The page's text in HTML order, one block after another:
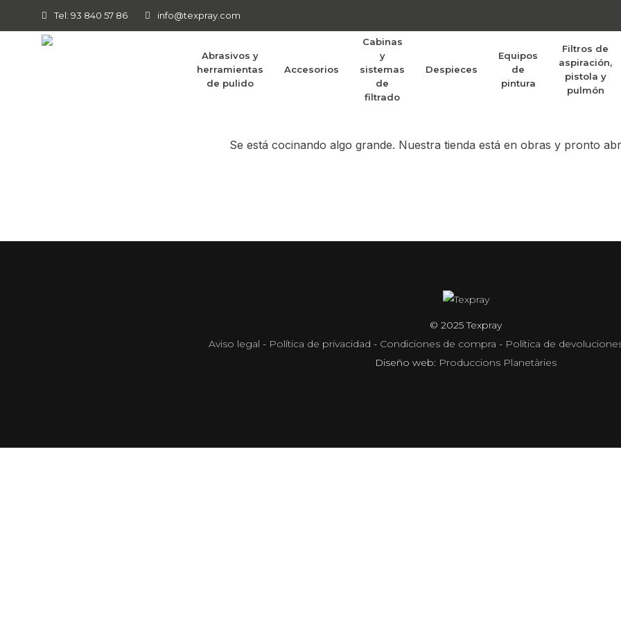
Tel: 93 840 57 86 info@texpray.com
Abrasivos y
herramientas
de pulido
Accesorios
Cabinas
y
sistemas
de
filtrado
Despieces
Equipos
de
pintura
Filtros de
aspiración,
pistola y
pulmón
Tenemos grandes proyectos
Se está cocinando algo grande. Nuestra tienda está en obras y pronto
© 2025 Texpray
Aviso legal - Política de privacidad - Condiciones de compra - Política de
Diseño web: Produccions Planetàries